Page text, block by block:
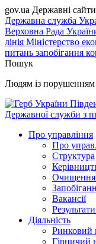
gov.ua Державні
Державна служба
Верховна Рада
лінія Міністерство
питань запобігання
Пошук
Людям із порушенням
Державної служби з
Про управління
Про
Структура
Очищення
Вакансії
Діяльність
Ринковий
Гірничий